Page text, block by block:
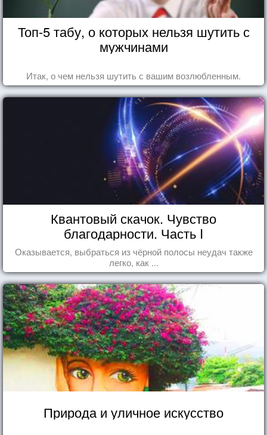
Топ-5 табу, о которых нельзя шутить с
мужчинами
Итак, о чем нельзя шутить с вашим возлюбленным.
Квантовый скачок. Чувство
благодарности. Часть I
Оказывается, выбраться из чёрной полосы неудач также
легко, как ...
Природа и уличное искусство